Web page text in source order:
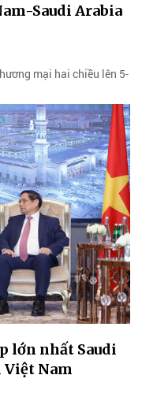
Saudi Arabia
mại hai chiều lên 5-
lớn nhất Saudi
Việt Nam